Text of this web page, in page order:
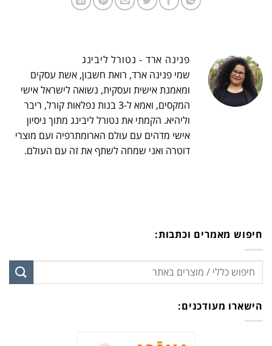
פנינה ארד - נטורל ליבינג
שמי פנינה ארד, רואת חשבון, אשת עסקים
ומאמנת אישית ועסקית, נשואה לישראל אישי
המקסים, ואמא ל-3 בנות נפלאות קורל, ריבר
וליהיא. הקמתי את נטורל ליבינג מתוך ניסיון
אישי מדהים עם עולם הארומתרפיה ועם מוצרי
דוטרה ואני שמחה לשתף את זה עם העולם.
חיפוש מאמרים וכתבות:
הישארו מעודכנים: